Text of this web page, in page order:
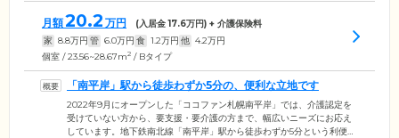
月額20.2 万円 (入居金17.6万円) + 介護保険料
家 8.8万円 管 6.0万円 食 1.2万円 他 4.2万円
個室 / 23.56~28.67m2 / Bタイプ
「南平岸」駅から徒歩わずか5分の、便利な立地です
2022年9月にオープンした「ココファン札幌南平岸」では、介護認定を
受けていない方から、要支援・要介護の方まで、幅広いニーズにお応え
しています。地下鉄南北線「南平岸」駅から徒歩わずか5分という利便性